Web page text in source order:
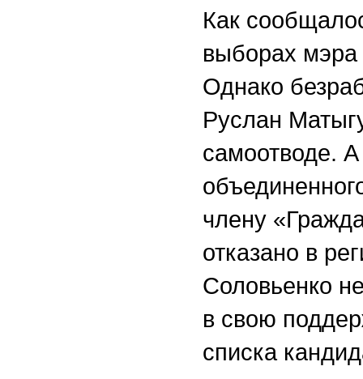
Как
выборах мэра
Однако
Руслан
самоотводе.
члену
отказано в
Соловьенко
в свою
списка